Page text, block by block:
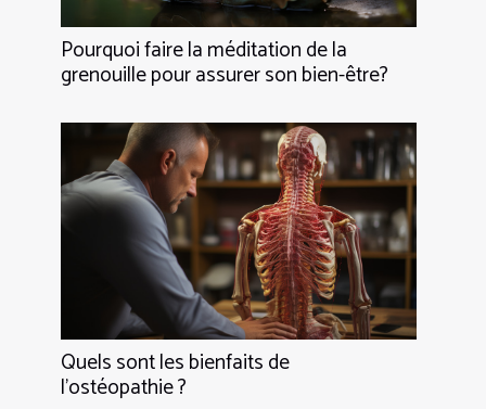
Pourquoi faire la méditation de la
grenouille pour assurer son bien-être?
Quels sont les bienfaits de
l’ostéopathie ?